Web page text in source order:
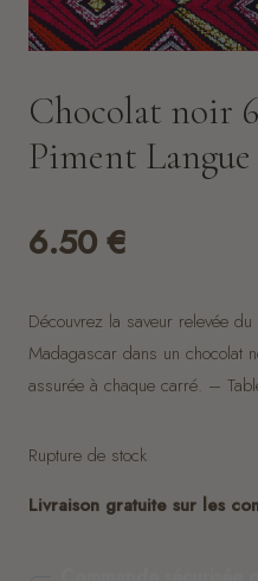
Chocolat noir
Piment Langue
6.50€
Découvrez la saveur relevée
Madagascar dans un chocolat
assurée à chaque carré. –
Rupture de stock
Livraison gratuite sur les